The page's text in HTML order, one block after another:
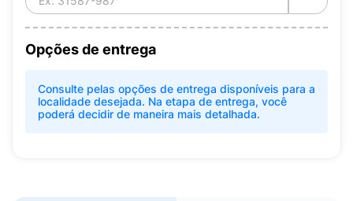
Opções de entrega
Consulte pelas opções de entrega disponíveis para a
localidade desejada. Na etapa de entrega, você
poderá decidir de maneira mais detalhada.